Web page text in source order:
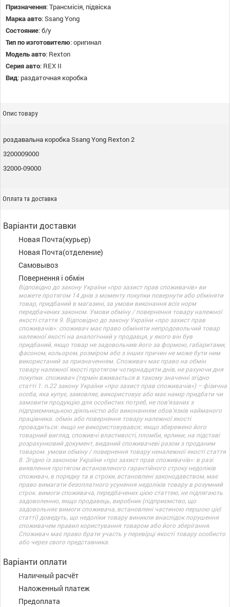
Призначення:Трансмісія, підвіска
Марка авто:Ssang Yong
Состояние:б/у
Тип по изготовителю:оригинал
Модель авто: Rexton
Серия авто: REX II
Вид: раздаточная коробка
Опис товару
роздавальна коробка Ssang Yong Rexton 2
3200009000
32000-09000
Оплата та доставка
Варіанти доставки
Новая Почта(курьер)
Новая Почта(отделение)
Самовывоз
Повернення і обмін
Відповідно до закону України «про захист прав споживачів» ви
можете протягом 14 днів з моменту покупки повернути або обміняти
товар, придбаний в магазині, за умови виконання всіх норм
передбачених законом. Умови обміну / повернення товару належної
якості стаття 9. Відповідно до закону України «про захист прав
споживачів»: споживач має право обміняти непродовольчий товар
належної якості на аналогічний у продавця, у якого він був
придбаний, якщо товар не задовольнив його за формою, габаритами,
фасоном, кольором, розміром або з інших причин не може бути ним
використаний за призначенням. Споживач має право на обмін
товару належної якості протягом чотирнадцяти днів, не рахуючи дня
покупки. споживач (термін вживається в такому значенні згідно
статті 1. п.22 закону України «про захист прав споживачів») – фізична
особа, яка купує, замовляє, використовує або має намір придбати чи
замовити продукцію для особистих потреб, не пов’язаних з
підприємницькою діяльністю або виконанням обов’язків найманого
працівника. обмін або повернення товару належної якості
провадиться: якщо не використовувався; якщо збережено його
товарний вигляд, споживчі властивості, пломби, ярлики; на підставі
розрахунковий документ, виданий споживачеві разом з проданим
товаром. умови обміну / повернення товару неналежної якості стаття
8. Згідно із законом України «про захист прав споживачів»: в разі
виявлення протягом встановленого гарантійного строку недоліків
споживач, в порядку та в строки, встановлені законодавством, має
право вимагати безоплатного усунення недоліків товару в розумний
строк. вимоги споживача, передбачених цією статтею, не підлягають
задоволенню, якщо продавець, виробник (підприємство, що
задовольняє вимоги споживача, встановлені частиною першою цієї
статті) доведуть, що недоліки товару виникли внаслідок порушення
споживачем правил користування товаром або його зберігання.
Споживач має право брати участь у перевірці якості товару особисто
або через свого представника.
Варіанти оплати
Наличный расчёт
Наложенный платеж
Предоплата